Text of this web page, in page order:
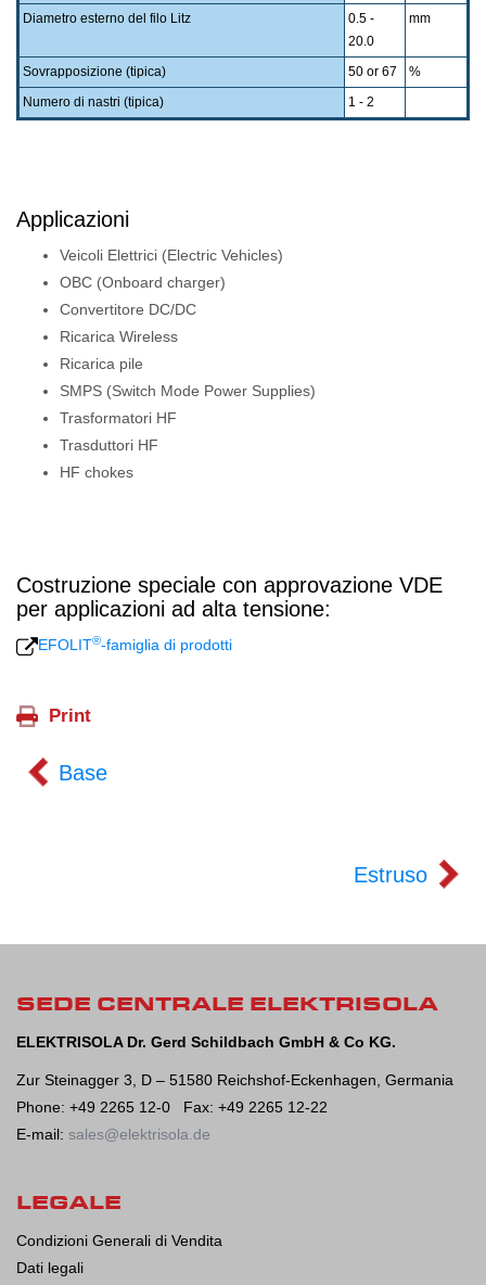
Diametro esterno del filo Litz
0.5 -
20.0
mm
Sovrapposizione (tipica) 50 or 67
%
Numero di nastri (tipica)
1 - 2
Applicazioni
Veicoli Elettrici (Electric Vehicles)
OBC (Onboard charger)
Convertitore DC/DC
Ricarica Wireless
Ricarica pile
SMPS (Switch Mode Power Supplies)
Trasformatori HF
Trasduttori HF
HF chokes
Costruzione speciale con approvazione VDE
per applicazioni ad alta tensione:
EFOLIT®-famiglia di prodotti
Base
Estruso
SEDE CENTRALE ELEKTRISOLA
ELEKTRISOLA Dr. Gerd Schildbach GmbH & Co KG.
Zur Steinagger 3, D – 51580 Reichshof-Eckenhagen, Germania
Phone: +49 2265 12-0 Fax: +49 2265 12-22
E-mail: sales@elektrisola.de
LEGALE
Condizioni Generali di Vendita
Dati legali